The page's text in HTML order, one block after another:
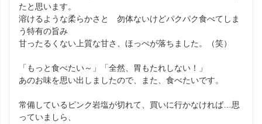
たと思います。
溶けるような柔らかさと　勿体ないけどパクパク食べてしま
う特有の旨み
甘ったるくない上質な甘さ、ほっぺが落ちました。（笑）
「もっと食べたい～」「全然、胃もたれしない！」
あのお味を思い出しましたので、また、食べたいです。
常備しているピンク岩塩が切れて、買いに行かなければ…思
っていましら、